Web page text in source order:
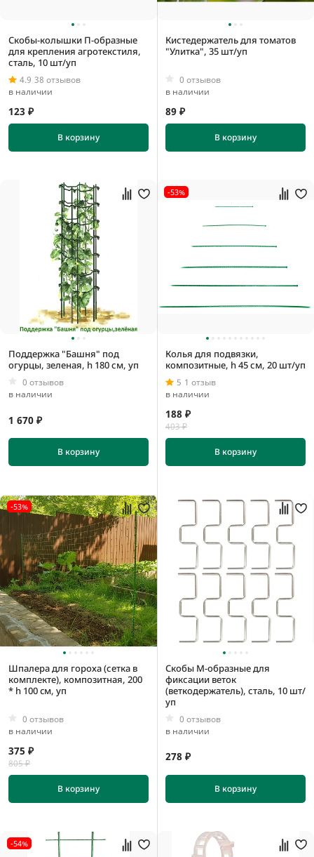
10 мм
11 мм
10 мм
1000 мм
11 мм
12 мм
35*35 см
55*55 см
75*75 см
Скобы-колышки П-образные
для крепления агротекстиля,
сталь, 10 шт/уп
4.9 38 отзывов
в наличии
123 ₽
В корзину
Кистедержатель для томатов
"Улитка", 35 шт/уп
0 отзывов
в наличии
89 ₽
В корзину
Поддержка "Башня" под
огурцы, зеленая, h 180 см, уп
0 отзывов
в наличии
1 670 ₽
В корзину
-53%
Колья для подвязки,
композитные, h 45 см, 20 шт/уп
5 1 отзыв
в наличии
188 ₽
403 ₽
В корзину
-53%
Шпалера для гороха (сетка в
комплекте), композитная, 200
* h 100 cм, уп
0 отзывов
в наличии
375 ₽
805 ₽
В корзину
Скобы M-образные для
фиксации веток
(веткодержатель), сталь, 10 шт/
уп
0 отзывов
в наличии
278 ₽
В корзину
-54%